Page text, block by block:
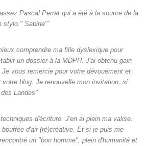
Pascal Perrat qui a été à la source de la
stylo." Sabine"`
comprendre ma fille dyslexique pour
un dossier à la MDPH. J'ai obtenu gain
vous remercie pour votre dévouement et
blog. Je renouvelle mon invitation, si
Landes"
d'écriture. J'en ai plein ma valise.
d'air (ré)créative. Et si je puis me
un "bon homme", plein d'humanité et